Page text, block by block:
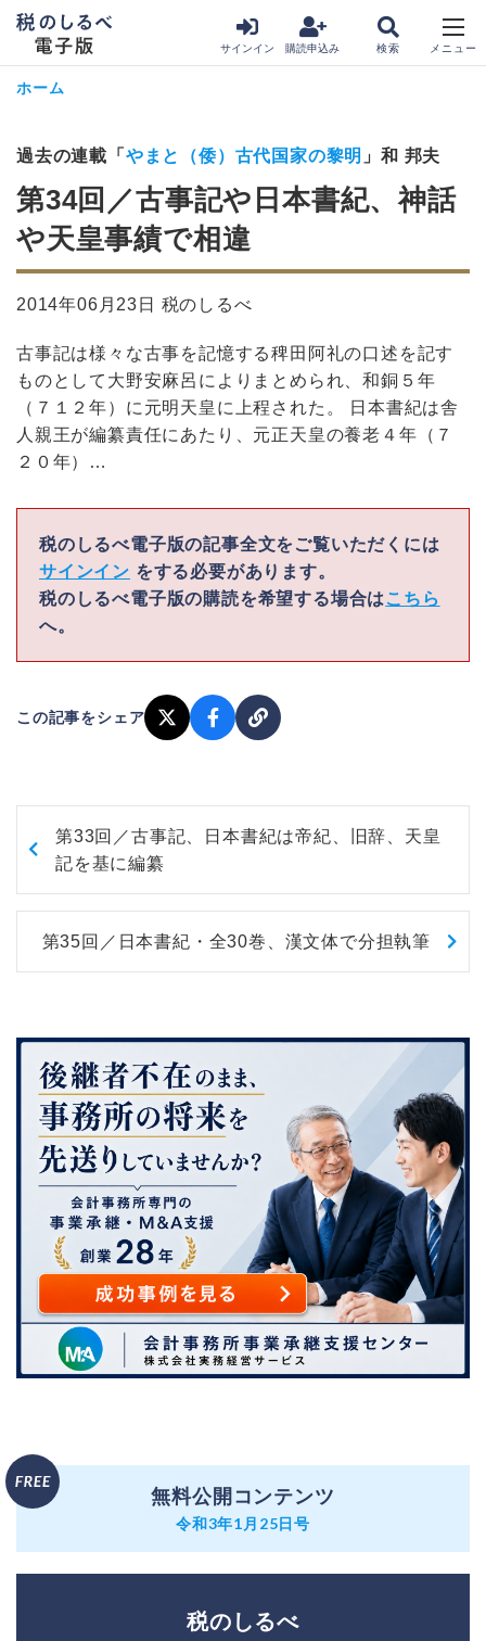
サインイン 購読申込み
ホーム
過去の連載「 やまと（倭）古代国家の黎明 」和 邦夫
第34回／古事記や日本書紀、神話
や天皇事績で相違
2014年06月23日 税のしるべ
古事記は様々な古事を記憶する稗田阿礼の口述を記す
ものとして大野安麻呂によりまとめられ、和銅５年
（７１２年）に元明天皇に上程された。 日本書紀は舎
人親王が編纂責任にあたり、元正天皇の養老４年（７
２０年）…
税のしるべ電子版の記事全文をご覧いただくには
サインイン をする必要があります。
税のしるべ電子版の購読を希望する場合は こちら
へ。
この記事をシェア
第33回／古事記、日本書紀は帝紀、旧辞、天皇
記を基に編纂
第35回／日本書紀・全30巻、漢文体で分担執筆
無料公開コンテンツ
令和3年1月25日号
税のしるべ